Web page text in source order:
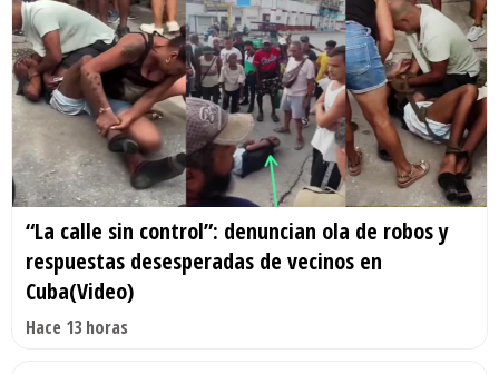
“La calle sin control”: denuncian ola de robos y
respuestas desesperadas de vecinos en
Cuba(Video)
Hace 13 horas